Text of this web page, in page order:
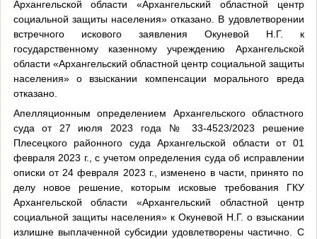
Архангельской области «Архангельский областной центр
социальной защиты населения» отказано. В удовлетворении
встречного искового заявления Окуневой Н.Г. к
государственному казенному учреждению Архангельской
области «Архангельский областной центр социальной защиты
населения» о взыскании компенсации морального вреда
отказано.
Апелляционным определением Архангельского областного
суда от 27 июля 2023 года № 33-4523/2023 решение
Плесецкого районного суда Архангельской области от 01
февраля 2023 г., с учетом определения суда об исправлении
описки от 24 февраля 2023 г., изменено в части, принято по
делу новое решение, которым исковые требования ГКУ
Архангельской области «Архангельский областной центр
социальной защиты населения» к Окуневой Н.Г. о взыскании
излишне выплаченной субсидии удовлетворены частично. С